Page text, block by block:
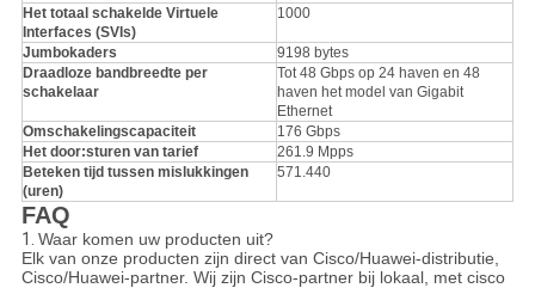
Het totaal schakelde Virtuele
Interfaces (SVIs)
1000
Jumbokaders
9198 bytes
Draadloze bandbreedte per
schakelaar
Tot 48 Gbps op 24 haven en 48
haven het model van Gigabit
Ethernet
Omschakelingscapaciteit
176 Gbps
Het door:sturen van tarief
261.9 Mpps
Beteken tijd tussen mislukkingen
(uren)
571.440
FAQ
1. Waar komen uw producten uit?
Elk van onze producten zijn direct van Cisco/Huawei-distributie,
Cisco/Huawei-partner. Wij zijn Cisco-partner bij lokaal, met cisco